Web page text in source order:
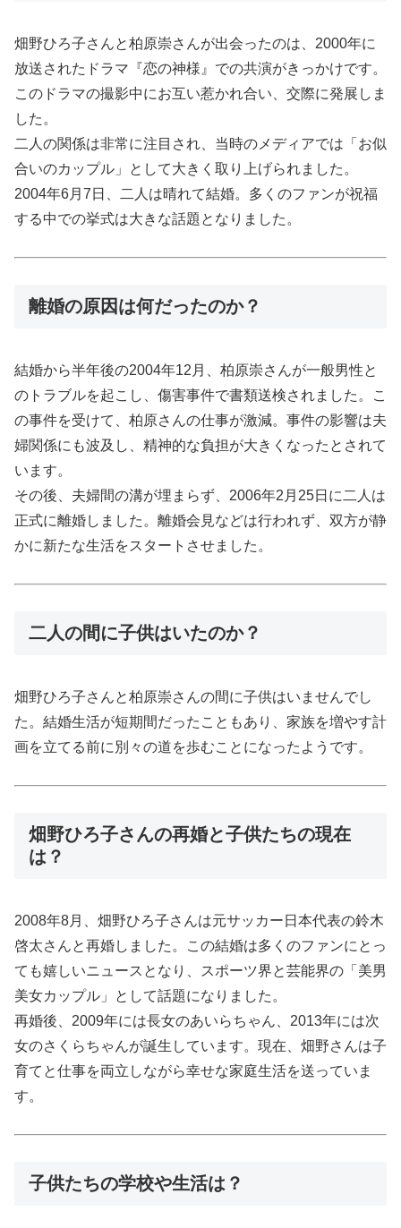
畑野ひろ子さんと柏原崇さんが出会ったのは、2000年に
放送されたドラマ『恋の神様』での共演がきっかけです。
このドラマの撮影中にお互い惹かれ合い、交際に発展しま
した。
二人の関係は非常に注目され、当時のメディアでは「お似
合いのカップル」として大きく取り上げられました。
2004年6月7日、二人は晴れて結婚。多くのファンが祝福
する中での挙式は大きな話題となりました。
離婚の原因は何だったのか？
結婚から半年後の2004年12月、柏原崇さんが一般男性と
のトラブルを起こし、傷害事件で書類送検されました。こ
の事件を受けて、柏原さんの仕事が激減。事件の影響は夫
婦関係にも波及し、精神的な負担が大きくなったとされて
います。
その後、夫婦間の溝が埋まらず、2006年2月25日に二人は
正式に離婚しました。離婚会見などは行われず、双方が静
かに新たな生活をスタートさせました。
二人の間に子供はいたのか？
畑野ひろ子さんと柏原崇さんの間に子供はいませんでし
た。結婚生活が短期間だったこともあり、家族を増やす計
画を立てる前に別々の道を歩むことになったようです。
畑野ひろ子さんの再婚と子供たちの現在
は？
2008年8月、畑野ひろ子さんは元サッカー日本代表の鈴木
啓太さんと再婚しました。この結婚は多くのファンにとっ
ても嬉しいニュースとなり、スポーツ界と芸能界の「美男
美女カップル」として話題になりました。
再婚後、2009年には長女のあいらちゃん、2013年には次
女のさくらちゃんが誕生しています。現在、畑野さんは子
育てと仕事を両立しながら幸せな家庭生活を送っていま
す。
子供たちの学校や生活は？